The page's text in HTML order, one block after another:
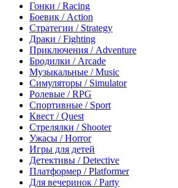
Гонки / Racing
Боевик / Action
Стратегии / Strategy
Драки / Fighting
Приключения / Adventure
Бродилки / Arcade
Музыкальные / Music
Симуляторы / Simulator
Ролевые / RPG
Спортивные / Sport
Квест / Quest
Стрелялки / Shooter
Ужасы / Horror
Игры для детей
Детективы / Detective
Платформер / Platformer
Для вечеринок / Party